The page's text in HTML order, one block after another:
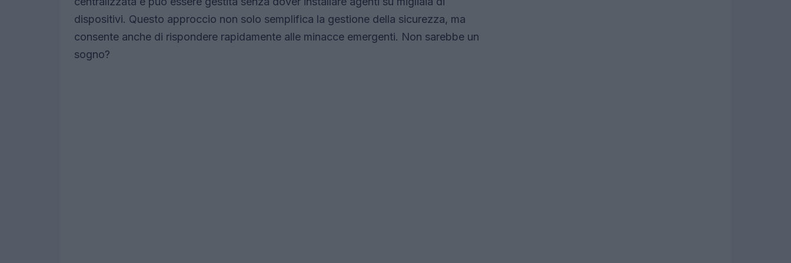
dispositivi. Questo approccio non solo semplifica la gestione della sicurezza, ma
consente anche di rispondere rapidamente alle minacce emergenti. Non sarebbe un
sogno?